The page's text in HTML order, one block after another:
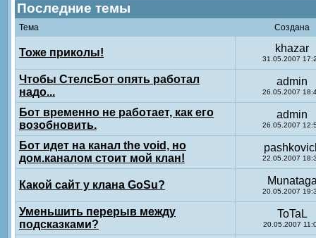
Последние темы
Тема Создана
Тоже приколы! khazar
31.05.2007
Чтобы СтелсБот опять работал
надо...
admin
26.05.2007
Бот временно не работает, как его
возобновить.
admin
26.05.2007
Бот идет на канал the void, но
дом.каналом стоит мой клан!
22.05.2007
Какой сайт у клана GoSu?
20.05.2007
Уменьшить перерыв между
подсказками?
ToTaL
20.05.2007